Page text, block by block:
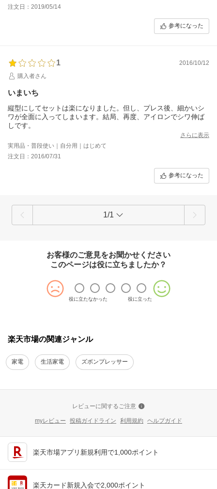
注文日：2019/05/14
参考になった
1
2016/10/12
購入者さん
いまいち
縦型にしてセットは楽になりました。但し、プレス後、細かいシ
ワが全面に入ってしまいます。結局、再度、アイロンでシワ伸ば
しです。
さらに表示
実用品・普段使い｜自分用｜はじめて
注文日：2016/07/31
参考になった
1/1
お客様のご意見をお聞かせください
このページは役に立ちましたか？
役に立たなかった 役に立った
楽天市場の関連ジャンル
家電 生活家電 ズボンプレッサー
レビューに関するご注意
myレビュー 投稿ガイドライン 利用規約 ヘルプガイド
楽天市場アプリ新規利用で1,000ポイント
楽天カード新規入会で2,000ポイント